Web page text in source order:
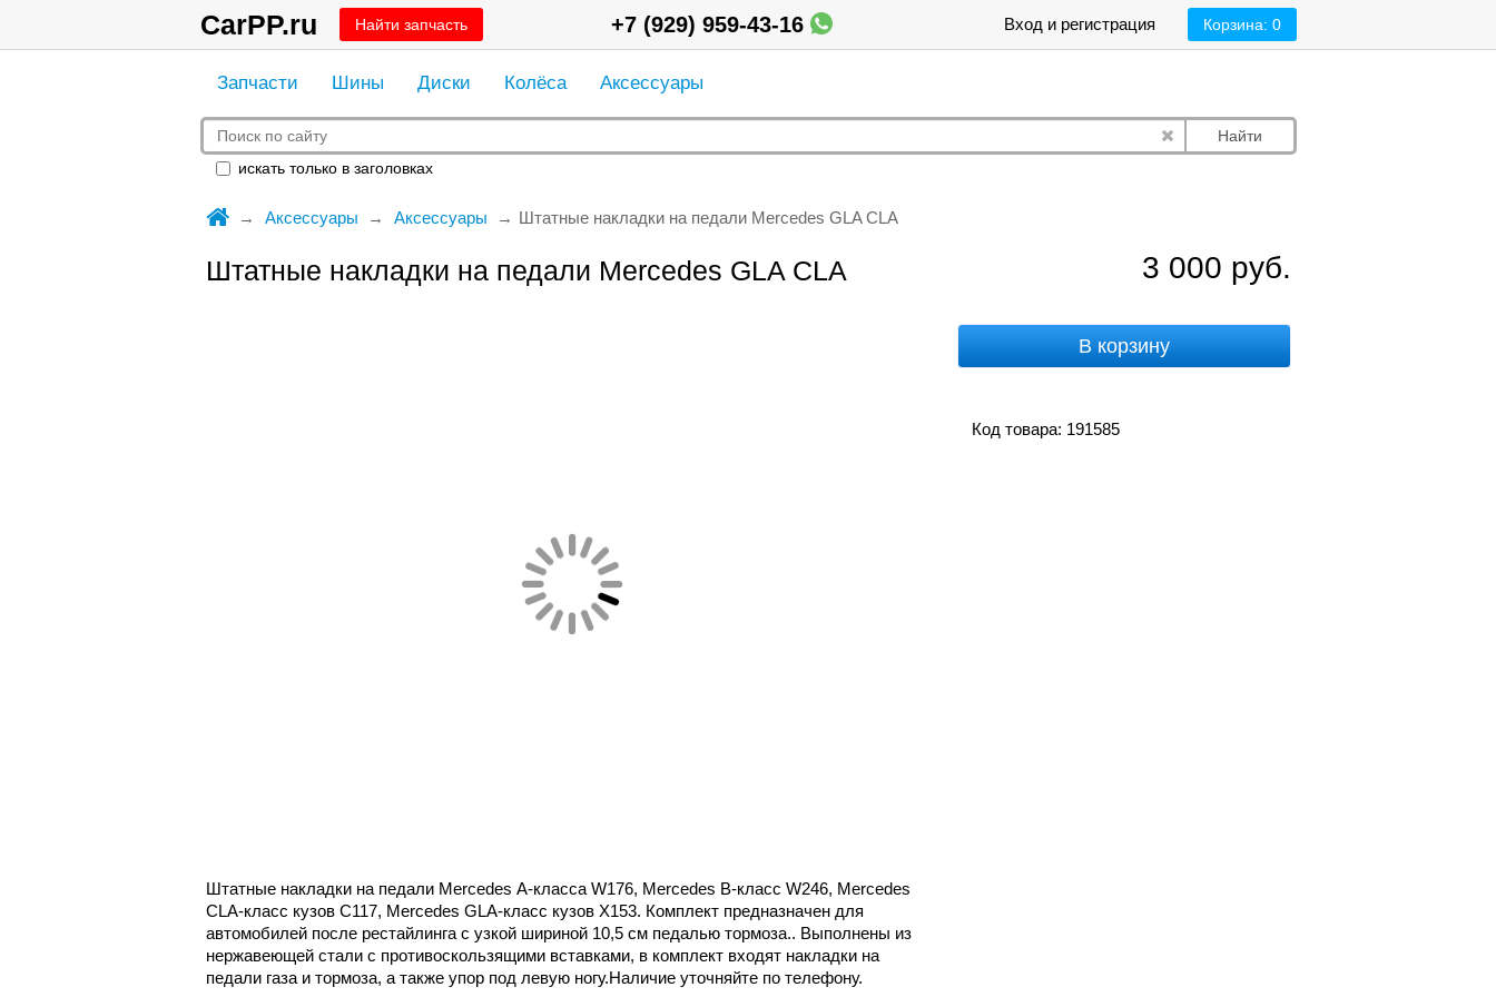
CarPP.ru Найти запчасть Корзина: 0
Вход и регистрация
+7 (929) 959-43-16
Запчасти Шины Диски Колёса Аксессуары
Найти
искать только в заголовках
Аксессуары Аксессуары Штатные накладки на педали Mercedes GLA CLA
Штатные накладки на педали Mercedes GLA CLA 3 000 руб.
В корзину
Код товара: 191585
Штатные накладки на педали Mercedes А-класса W176, Mercedes B-класс W246, Mercedes
CLA-класс кузов C117, Mercedes GLA-класс кузов X153. Комплект предназначен для
автомобилей после рестайлинга с узкой шириной 10,5 см педалью тормоза.. Выполнены из
нержавеющей стали с противоскользящими вставками, в комплект входят накладки на
педали газа и тормоза, а также упор под левую ногу.Наличие уточняйте по телефону.